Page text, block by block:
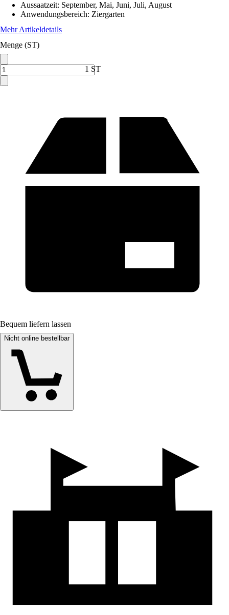
Aussaatzeit: September, Mai, Juni, Juli, August
Anwendungsbereich: Ziergarten
Mehr Artikeldetails
Menge (ST)
1 ST
Bequem liefern lassen
Nicht online bestellbar